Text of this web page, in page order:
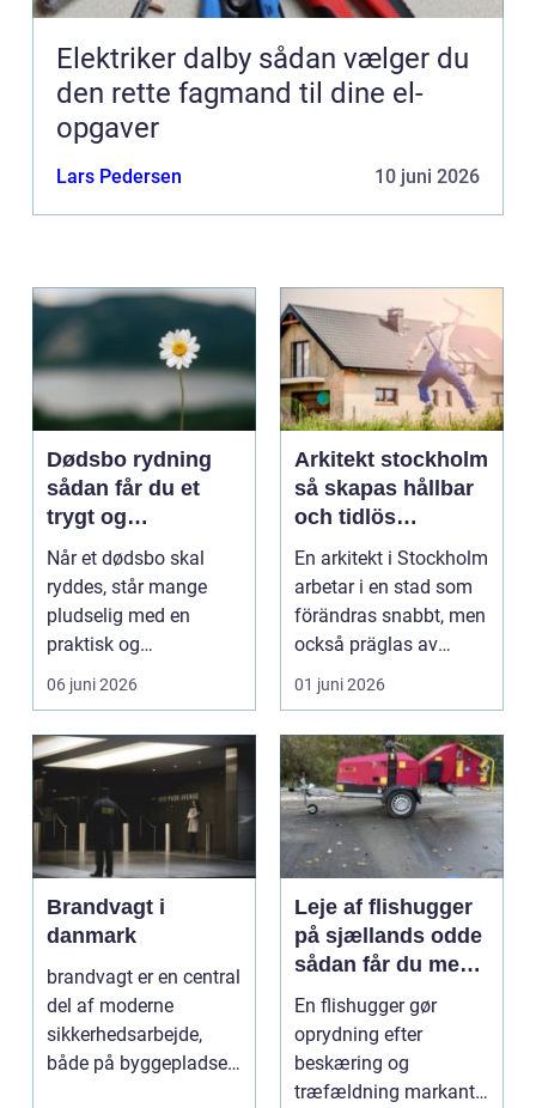
Elektriker dalby sådan vælger du
den rette fagmand til dine el-
opgaver
Lars Pedersen 10 juni 2026
Dødsbo rydning
sådan får du et
trygt og
respektfuldt forløb
Når et dødsbo skal
ryddes, står mange
pludselig med en
praktisk og
følelsesmæssig
opgave på én gang....
06 juni 2026
Arkitekt stockholm
så skapas hållbar
och tidlös
arkitektur i
huvudstaden
En arkitekt i Stockholm
arbetar i en stad som
förändras snabbt, men
också präglas av
starka historis...
01 juni 2026
Brandvagt i
danmark
brandvagt er en central
del af moderne
sikkerhedsarbejde,
både på byggepladser,
Leje af flishugger
på sjællands odde
sådan får du mest
ud af arbejdet
En flishugger gør
oprydning efter
beskæring og
træfældning markant